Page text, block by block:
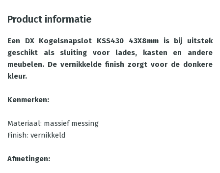
Product informatie
Een DX Kogelsnapslot KSS430 43X8mm is bij uitstek
geschikt als sluiting voor lades, kasten en andere
meubelen. De vernikkelde finish zorgt voor de donkere
kleur.
Kenmerken:
Materiaal: massief messing
Finish: vernikkeld
Afmetingen: